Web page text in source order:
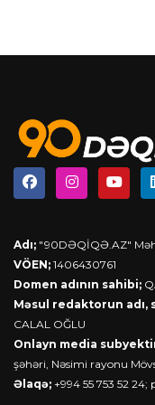
Adı; "90DƏQİQƏ.AZ"
VÖEN; 1406430761
Domen adının sahibi;
Məsul redaktorun adı,
CALAL OĞLU
Onlayn media
şəhəri, Nəsimi rayonu
Əlaqə; +994 55 753 52 24;